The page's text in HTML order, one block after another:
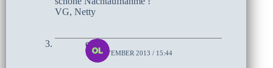
VG, Netty
olaf
16. NOVEMBER 2013 / 15:44